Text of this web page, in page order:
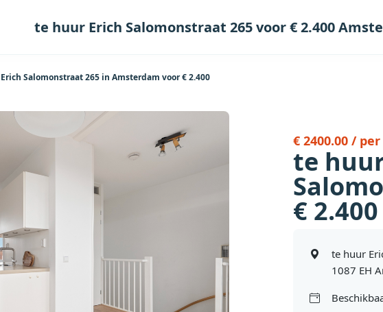
te huur Erich Salomonstraat 265 voor € 2.400
Salomonstraat 265 in Amsterdam voor € 2.400
€ 2400.00 /
te
€
te huur
1087 EH